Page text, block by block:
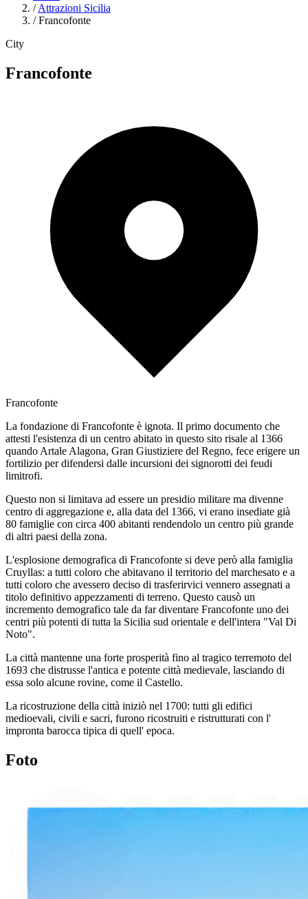
/ Attrazioni Sicilia
/ Francofonte
City
Francofonte
Francofonte
La fondazione di Francofonte è ignota. Il primo documento che
attesti l'esistenza di un centro abitato in questo sito risale al 1366
quando Artale Alagona, Gran Giustiziere del Regno, fece erigere un
fortilizio per difendersi dalle incursioni dei signorotti dei feudi
limitrofi.
Questo non si limitava ad essere un presidio militare ma divenne
centro di aggregazione e, alla data del 1366, vi erano insediate già
80 famiglie con circa 400 abitanti rendendolo un centro più grande
di altri paesi della zona.
L'esplosione demografica di Francofonte si deve però alla famiglia
Cruyllas: a tutti coloro che abitavano il territorio del marchesato e a
tutti coloro che avessero deciso di trasferirvici vennero assegnati a
titolo definitivo appezzamenti di terreno. Questo causò un
incremento demografico tale da far diventare Francofonte uno dei
centri più potenti di tutta la Sicilia sud orientale e dell'intera "Val Di
Noto".
La città mantenne una forte prosperità fino al tragico terremoto del
1693 che distrusse l'antica e potente città medievale, lasciando di
essa solo alcune rovine, come il Castello.
La ricostruzione della città iniziò nel 1700: tutti gli edifici
medioevali, civili e sacri, furono ricostruiti e ristrutturati con l'
impronta barocca tipica di quell' epoca.
Foto